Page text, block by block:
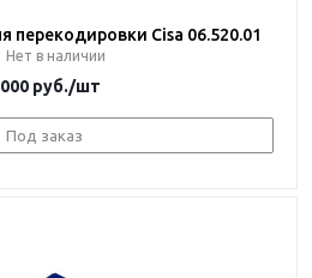
перекодировки Cisa 06.520.01
Нет в наличии
руб./шт
Под заказ